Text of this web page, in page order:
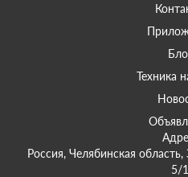
Техника
Россия, Челябинская
5/1